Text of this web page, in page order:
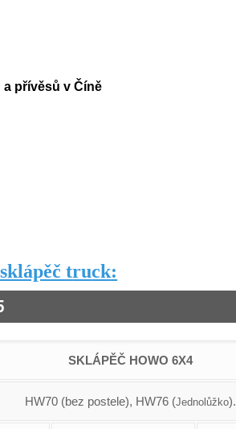
přívěsů v Číně
truck:
SKLÁPĚČ HOWO 6X4
HW70 (bez postele), HW76 (Jednolůžko).